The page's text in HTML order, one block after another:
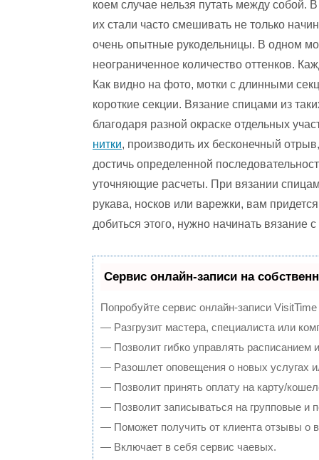
коем случае нельзя путать между собой.
их стали часто смешивать не только
очень опытные рукодельницы. В одном
неограниченное количество оттенков.
Как видно на фото, мотки с длинными
короткие секции. Вязание спицами из
благодаря разной окраске отдельных
нитки, производить их бесконечный
достичь определенной
уточняющие расчеты. При вязании
рукава, носков или варежки, вам
добиться этого, нужно начинать вязание
Сервис онлайн-записи на
Попробуйте сервис онлайн-записи
— Разгрузит мастера, специалиста или
— Позволит гибко управлять расписанием и
— Разошлет оповещения о новых услугах
— Позволит принять оплату на карту/
— Позволит записываться на групповые и
— Поможет получить от клиента отзывы о
— Включает в себя сервис чаевых.